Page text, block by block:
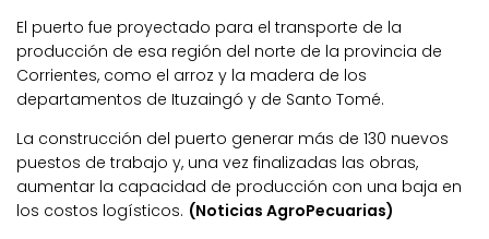
El puerto fue proyectado para el transporte de la
producción de esa región del norte de la provincia de
Corrientes, como el arroz y la madera de los
departamentos de Ituzaingó y de Santo Tomé.
La construcción del puerto generar más de 130 nuevos
puestos de trabajo y, una vez finalizadas las obras,
aumentar la capacidad de producción con una baja en
los costos logísticos. (Noticias AgroPecuarias)